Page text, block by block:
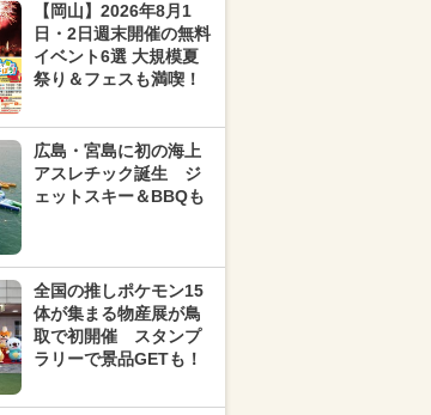
【岡山】2026年8月1
日・2日週末開催の無料
イベント6選 大規模夏
祭り＆フェスも満喫！
広島・宮島に初の海上
アスレチック誕生 ジ
ェットスキー＆BBQも
全国の推しポケモン15
体が集まる物産展が鳥
取で初開催 スタンプ
ラリーで景品GETも！